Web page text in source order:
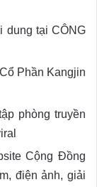
dung tại CÔNG
Phần Kangjin
phòng truyền
Cộng Đồng
điện ảnh, giải